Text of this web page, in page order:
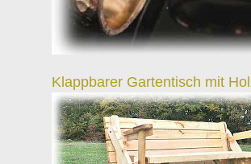
Klappbarer Gartentisch mit